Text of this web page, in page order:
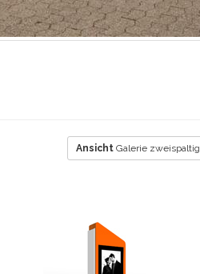
Ansicht Galerie zweispaltig